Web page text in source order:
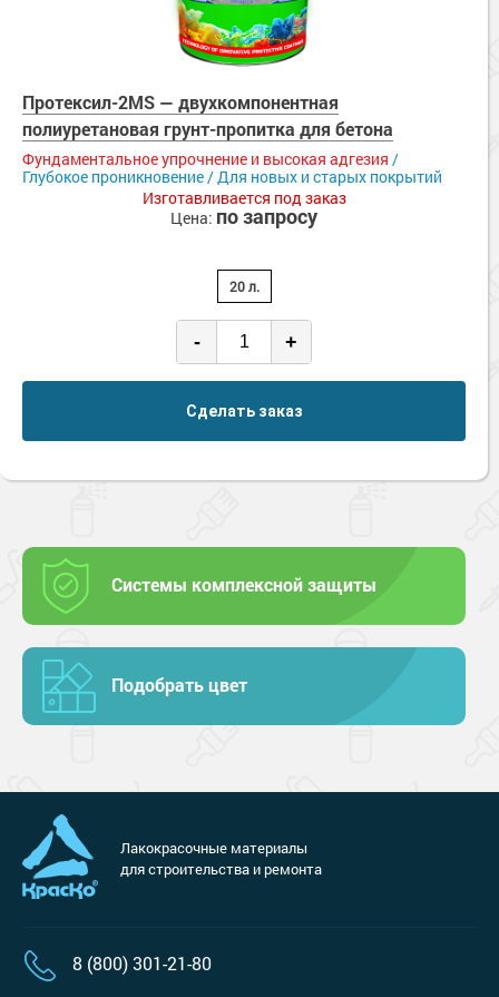
Протексил-2MS — двухкомпонентная
полиуретановая грунт-пропитка для бетона
Фундаментальное упрочнение и высокая адгезия /
Глубокое проникновение / Для новых и старых покрытий
Изготавливается под заказ
Цена: по запросу
20 л.
- +
Сделать заказ
Системы комплексной защиты
Подобрать цвет
Лакокрасочные материалы
для строительства и ремонта
8 (800) 301-21-80